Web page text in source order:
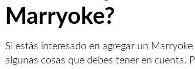
Marryoke?
Si estás interesado en agregar un
algunas cosas que debes tener en cuenta.